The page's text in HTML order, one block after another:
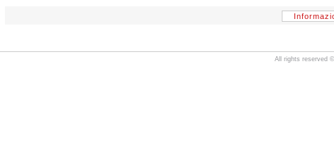
All rights reserved